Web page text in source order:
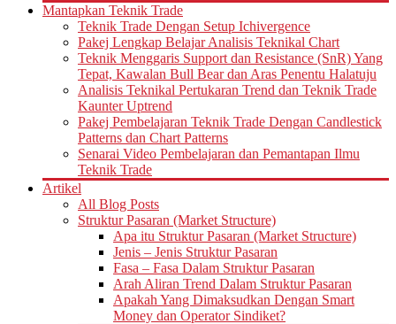
Mantapkan Teknik Trade
Teknik Trade Dengan Setup Ichivergence
Pakej Lengkap Belajar Analisis Teknikal Chart
Teknik Menggaris Support dan Resistance (SnR) Yang
Tepat, Kawalan Bull Bear dan Aras Penentu Halatuju
Analisis Teknikal Pertukaran Trend dan Teknik Trade
Kaunter Uptrend
Pakej Pembelajaran Teknik Trade Dengan Candlestick
Patterns dan Chart Patterns
Senarai Video Pembelajaran dan Pemantapan Ilmu
Teknik Trade
Artikel
All Blog Posts
Struktur Pasaran (Market Structure)
Apa itu Struktur Pasaran (Market Structure)
Jenis – Jenis Struktur Pasaran
Fasa – Fasa Dalam Struktur Pasaran
Arah Aliran Trend Dalam Struktur Pasaran
Apakah Yang Dimaksudkan Dengan Smart
Money dan Operator Sindiket?